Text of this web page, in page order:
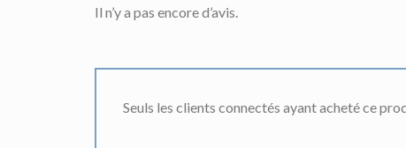
Il n’y a pas encore d’avis.
Seuls les clients connectés ayant acheté ce